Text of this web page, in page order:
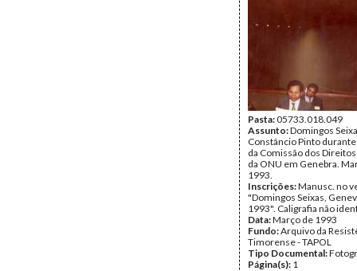
Pasta:05733.018.049
Assunto:Domingos
Constâncio Pinto
da Comissão dos
da ONU em Genebra.
1993.
Inscrições:Manusc. no
"Domingos Seixas,
1993". Caligrafia não
Data:Março de 1993
Fundo:Arquivo da
Timorense - TAPOL
Tipo Documental:
Página(s): 1